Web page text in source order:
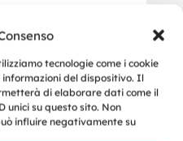
tecnologie come i cookie
del dispositivo. Il
di elaborare dati come il
unici su questo sito. Non
influire negativamente su